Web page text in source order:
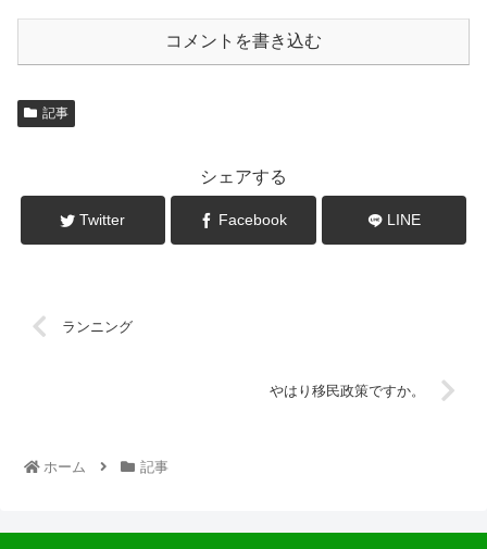
コメントを書き込む
記事
シェアする
Twitter Facebook LINE
ランニング
やはり移民政策ですか。
ホーム 記事